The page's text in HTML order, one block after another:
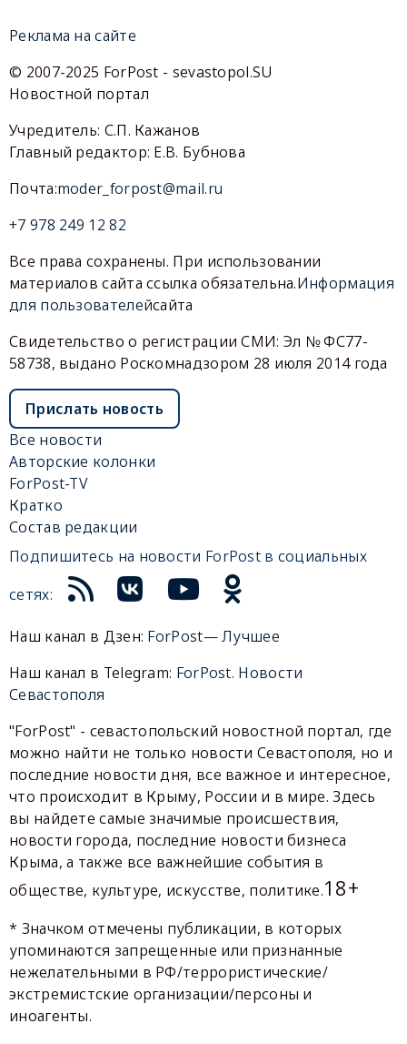
Реклама на сайте
© 2007-2025 ForPost - sevastopol.SU
Новостной портал
Учредитель: С.П. Кажанов
Главный редактор: Е.В. Бубнова
Почта:moder_forpost@mail.ru
+7 978 249 12 82
Все права сохранены. При использовании
материалов сайта ссылка обязательна.Информация
для пользователейсайта
Свидетельство о регистрации СМИ: Эл № ФС77-
58738, выдано Роскомнадзором 28 июля 2014 года
Прислать новость
Все новости
Авторские колонки
ForPost-TV
Кратко
Состав редакции
Подпишитесь на новости ForPost в социальных
сетях:
Наш канал в Дзен: ForPost— Лучшее
Наш канал в Telegram: ForPost. Новости
Севастополя
"ForPost" - севастопольский новостной портал, где
можно найти не только новости Севастополя, но и
последние новости дня, все важное и интересное,
что происходит в Крыму, России и в мире. Здесь
вы найдете самые значимые происшествия,
новости города, последние новости бизнеса
Крыма, а также все важнейшие события в
обществе, культуре, искусстве, политике.18+
* Значком отмечены публикации, в которых
упоминаются запрещенные или признанные
нежелательными в РФ/террористические/
экстремистские организации/персоны и
иноагенты.